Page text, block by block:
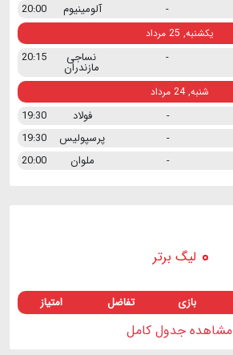
- آلومینیوم 20:00
یکشنبه, 25 مرداد
- نساجی
مازندران
20:15
شنبه, 24 مرداد
- فولاد
19:30
- پرسپولیس
19:30
- ملوان 20:00
لیگ برتر
بازی تفاضل امتیاز
مشاهده جدول کامل